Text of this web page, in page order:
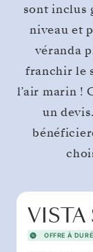
sont inclus
niveau et
véranda
franchir le
l’air marin !
un
VISTA
OFFRE À